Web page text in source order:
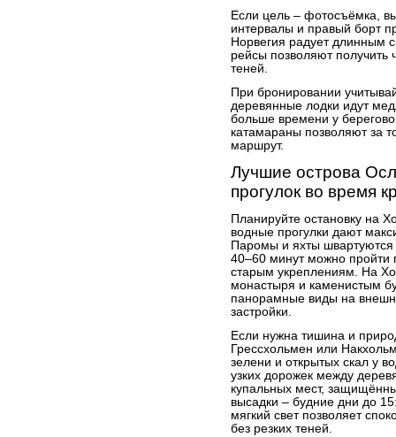
Если цель – фотосъёмка,
интервалы и правый борт
Норвегия радует длинным
рейсы позволяют получить
теней.
При бронировании
деревянные лодки идут
больше времени у
катамараны позволяют за
маршрут.
Лучшие острова
прогулок во время
Планируйте остановку на
водные прогулки дают
Паромы и яхты швартуются
40–60 минут можно
старым укреплениям. На
монастыря и каменистым
панорамные виды на
застройки.
Если нужна тишина и
Грессхольмен или
зелени и открытых скал у
узких дорожек между
купальных мест,
высадки – будние дни до
мягкий свет позволяет
без резких теней.